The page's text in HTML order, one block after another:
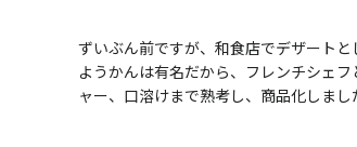
ずいぶん前ですが、和食店でデザート
ようかんは有名だから、フレンチシェ
ャー、口溶けまで熟考し、商品化しまし